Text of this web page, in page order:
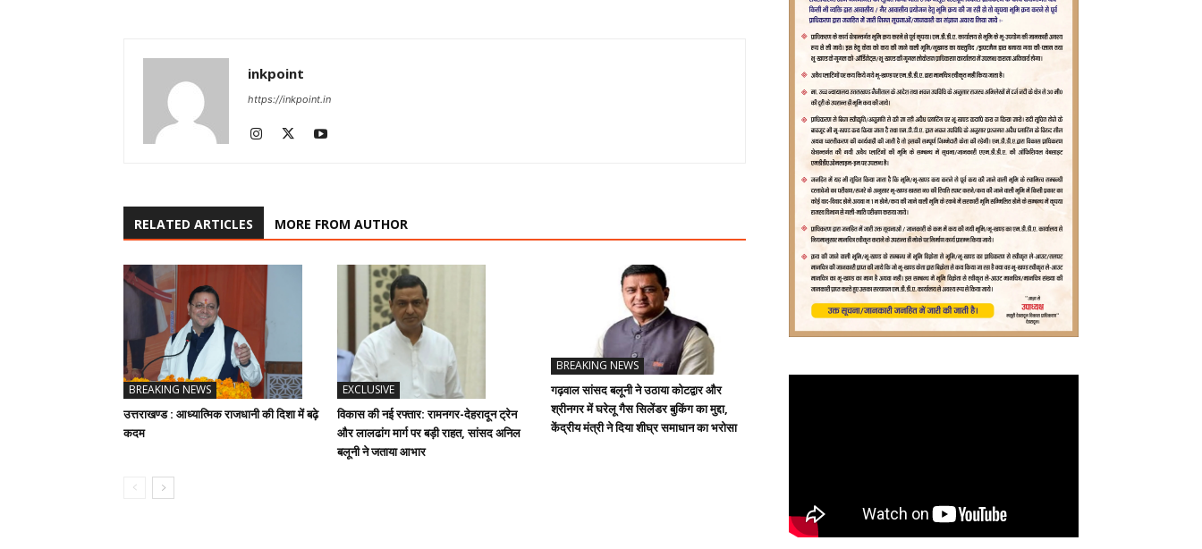
inkpoint
https://inkpoint.in
RELATED ARTICLES MORE FROM AUTHOR
BREAKING NEWS
उत्तराखण्ड : आध्यात्मिक राजधानी की दिशा में बढ़े
कदम
EXCLUSIVE
विकास की नई रफ्तार: रामनगर-देहरादून ट्रेन
और लालढांग मार्ग पर बड़ी राहत, सांसद अनिल
बलूनी ने जताया आभार
BREAKING NEWS
गढ़वाल सांसद बलूनी ने उठाया कोटद्वार और
श्रीनगर में घरेलू गैस सिलेंडर बुकिंग का मुद्दा,
केंद्रीय मंत्री ने दिया शीघ्र समाधान का भरोसा